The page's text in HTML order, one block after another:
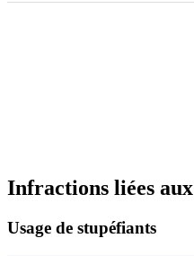
Infractions liées
Usage de stupéfiants